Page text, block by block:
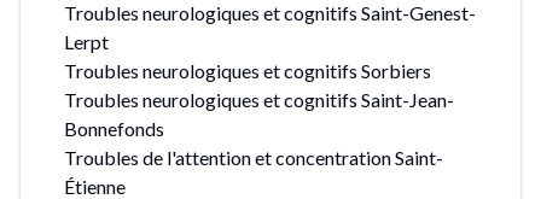
Troubles neurologiques et cognitifs Saint-Genest-
Lerpt
Troubles neurologiques et cognitifs Sorbiers
Troubles neurologiques et cognitifs Saint-Jean-
Bonnefonds
Troubles de l'attention et concentration Saint-
Étienne